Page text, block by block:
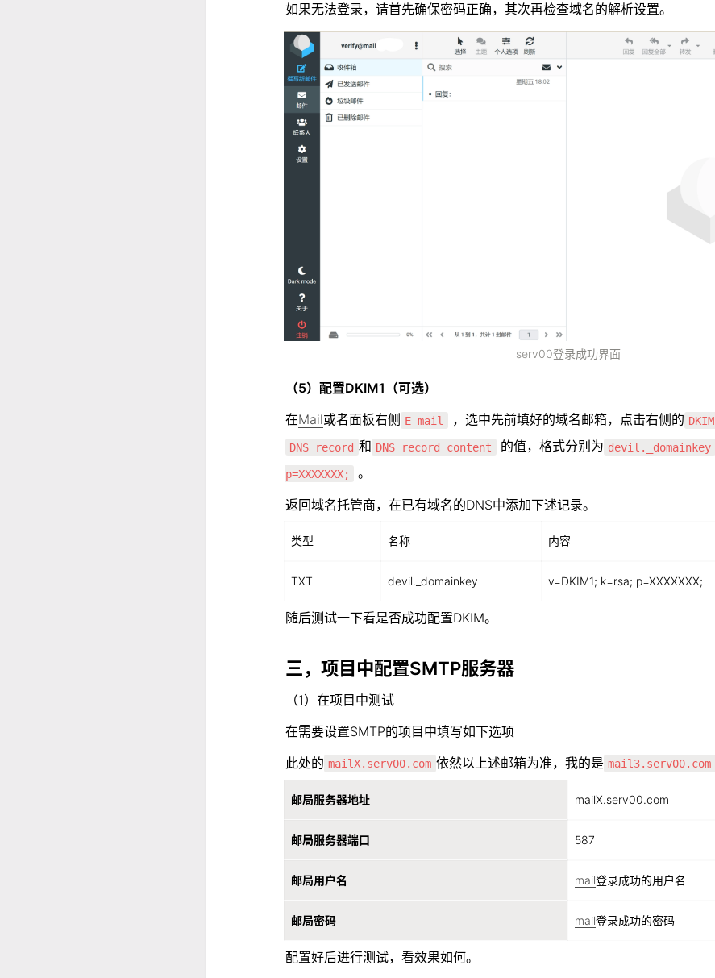
如果无法登录，请首先确保密码正确，其次再检查域名的解析设置。
serv00登录成功界面
（5）配置DKIM1（可选）
在Mail或者面板右侧 E-mail ，选中先前填好的域名邮箱，点击右侧的 DKIM
DNS record 和 DNS record content 的值，格式分别为 devil._domainkey
p=XXXXXXX;
。
返回域名托管商，在已有域名的DNS中添加下述记录。
类型 名称 内容
TXT devil._domainkey v=DKIM1; k=rsa; p=XXXXXXX;
随后测试一下看是否成功配置DKIM。
三，项目中配置SMTP服务器
（1）在项目中测试
在需要设置SMTP的项目中填写如下选项
此处的 mailX.serv00.com 依然以上述邮箱为准，我的是 mail3.serv00.com
邮局服务器地址 mailX.serv00.com
邮局服务器端口 587
邮局用户名 mail登录成功的用户名
邮局密码 mail登录成功的密码
配置好后进行测试，看效果如何。